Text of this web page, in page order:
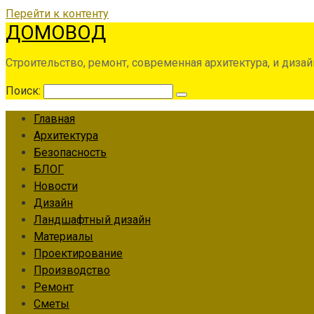
Перейти к контенту
ДОМОВОД
Строительство, ремонт, современная архитектура, и
Поиск:
Главная
Архитектура
Безопасность
БЛОГ
Новости
Дизайн
Ландшафтный дизайн
Материалы
Проектирование
Производство
Ремонт
Сметы